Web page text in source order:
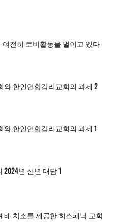
여전히 로비활동을 벌이고 있다
와 한인연합감리교회의 과제 2
와 한인연합감리교회의 과제 1
년 신년 대담 1
배 처소를 제공한 히스패닉 교회